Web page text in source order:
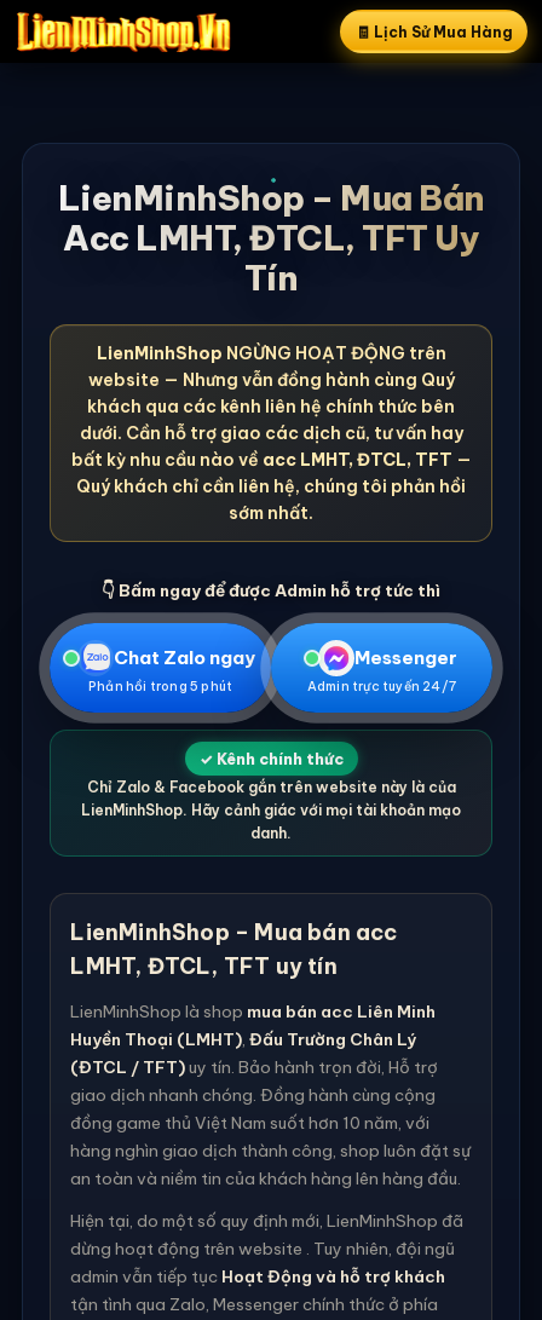
🧾 Lịch Sử Mua Hàng
LienMinhShop – Mua Bán
Acc LMHT, ĐTCL, TFT Uy
Tín
LienMinhShop NGỪNG HOẠT ĐỘNG trên
website — Nhưng vẫn đồng hành cùng Quý
khách qua các kênh liên hệ chính thức bên
dưới. Cần hỗ trợ giao các dịch cũ, tư vấn hay
bất kỳ nhu cầu nào về acc LMHT, ĐTCL, TFT —
Quý khách chỉ cần liên hệ, chúng tôi phản hồi
sớm nhất.
👇 Bấm ngay để được Admin hỗ trợ tức thì
Chat Zalo ngay
Phản hồi trong 5 phút
Messenger
Admin trực tuyến 24/7
✓ Kênh chính thức
Chỉ Zalo & Facebook gắn trên website này là của
LienMinhShop. Hãy cảnh giác với mọi tài khoản mạo
danh.
LienMinhShop – Mua bán acc
LMHT, ĐTCL, TFT uy tín
LienMinhShop là shop mua bán acc Liên Minh
Huyền Thoại (LMHT),Đấu Trường Chân Lý
(ĐTCL / TFT)uy tín. Bảo hành trọn đời, Hỗ trợ
giao dịch nhanh chóng. Đồng hành cùng cộng
đồng game thủ Việt Nam suốt hơn 10 năm, với
hàng nghìn giao dịch thành công, shop luôn đặt sự
an toàn và niềm tin của khách hàng lên hàng đầu.
Hiện tại, do một số quy định mới, LienMinhShop đã
dừng hoạt động trên website . Tuy nhiên, đội ngũ
admin vẫn tiếp tục Hoạt Động và hỗ trợ khách
tận tình qua Zalo, Messenger chính thức ở phía